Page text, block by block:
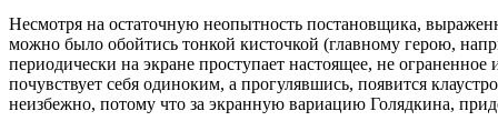
Несмотря на остаточную неопытность постановщика,
можно было обойтись тонкой кисточкой (главному герою,
периодически на экране проступает настоящее, не
почувствует себя одиноким, а прогулявшись, появится
неизбежно, потому что за экранную вариацию Голядкина,